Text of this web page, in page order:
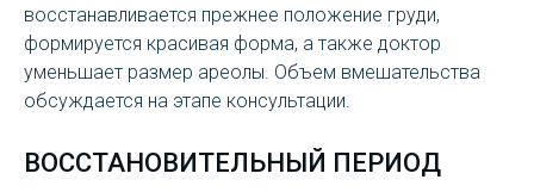
восстанавливается прежнее положение груди,
формируется красивая форма, а также доктор
уменьшает размер ареолы. Объем вмешательства
обсуждается на этапе консультации.
ВОССТАНОВИТЕЛЬНЫЙ ПЕРИОД